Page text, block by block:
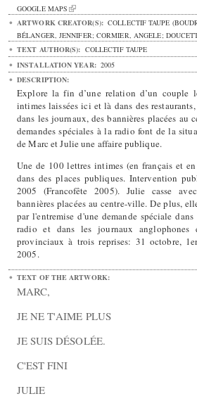
GOOGLE MAPS
ARTWORK CREATOR(S): COLLECTIF TAUPE
BÉLANGER, JENNIFER; CORMIER, ANGELE;
TEXT AUTHOR(S): COLLECTIF TAUPE
INSTALLATION YEAR: 2005
DESCRIPTION:
Explore la fin d’une relation d’un couple
intimes laissées ici et là dans des
dans les journaux, des bannières placées au
demandes spéciales à la radio font de la
de Marc et Julie une affaire publique.
Une de 100 lettres intimes (en français et
dans des places publiques. Intervention
2005 (Francofête 2005). Julie casse
bannières placées au centre-ville. De plus,
par l'entremise d'une demande spéciale
radio et dans les journaux anglophones
provinciaux à trois reprises: 31 octobre,
2005.
TEXT OF THE ARTWORK:
MARC,
JE NE T'AIME PLUS
JE SUIS DÉSOLÉE.
C'EST FINI
JULIE